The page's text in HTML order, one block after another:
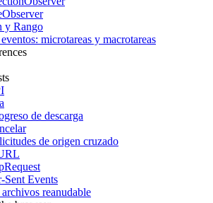
y Rango
microtareas y macrotareas
de descarga
de origen cruzado
Sent Events
reanudable